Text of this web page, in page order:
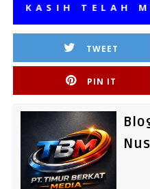
TELAH
TWEET
PIN IT